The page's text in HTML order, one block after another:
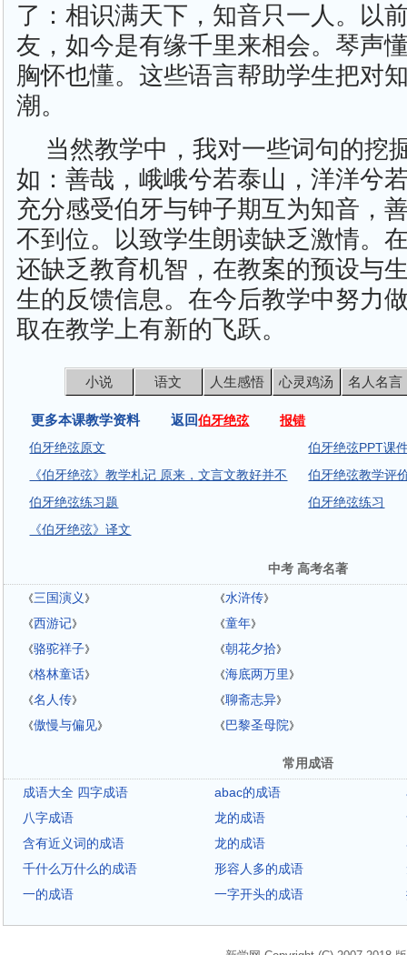
了：相识满天下，知音只一人。以
友，如今是有缘千里来相会。琴声
胸怀也懂。这些语言帮助学生把对
潮。
当然教学中，我对一些词句的挖
如：善哉，峨峨兮若泰山，洋洋兮
充分感受伯牙与钟子期互为知音，
不到位。以致学生朗读缺乏激情。
还缺乏教育机智，在教案的预设与
生的反馈信息。在今后教学中努力
取在教学上有新的飞跃。
小说 语文 人生感悟 心灵鸡汤 名人名言
更多本课教学资料 返回伯牙绝弦
报错
伯牙绝弦原文
伯牙绝弦PPT课
《伯牙绝弦》教学札记 原来，文言文教好并不
伯牙绝弦教学评
伯牙绝弦练习题
伯牙绝弦练习
《伯牙绝弦》译文
中考 高考名著
《三国演义 》 《水浒传》
《西游记》 《童年》
《骆驼祥子》 《朝花夕拾》
《格林童话》 《海底两万里 》
《名人传》 《聊斋志异》
《傲慢与偏见》 《巴黎圣母院》
常用成语
成语大全 四字成语
abac的成语
八字成语
龙的成语
含有近义词的成语
龙的成语
千什么万什么的成语
形容人多的成语
一的成语
一字开头的成语